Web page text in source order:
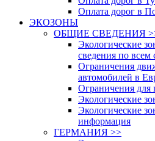
Оплата дорог в
ЭКОЗОНЫ
ОБЩИЕ СВЕДЕНИЯ
Экологические
сведения по всем
Ограничения
автомобилей в
Ограничения для
Экологические
Экологические
информация
ГЕРМАНИЯ >>